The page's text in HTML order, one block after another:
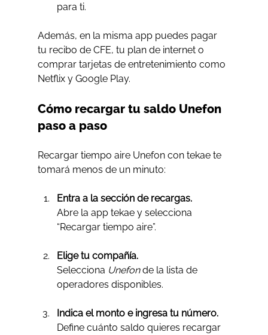
para ti.
Además, en la misma app puedes pagar
tu recibo de CFE, tu plan de internet o
comprar tarjetas de entretenimiento como
Netflix y Google Play.
Cómo recargar tu saldo Unefon
paso a paso
Recargar tiempo aire Unefon con tekae te
tomará menos de un minuto:
Entra a la sección de recargas.
Abre la app tekae y selecciona
“Recargar tiempo aire”.
Elige tu compañía.
Selecciona Unefon de la lista de
operadores disponibles.
Indica el monto e ingresa tu número.
Define cuánto saldo quieres recargar